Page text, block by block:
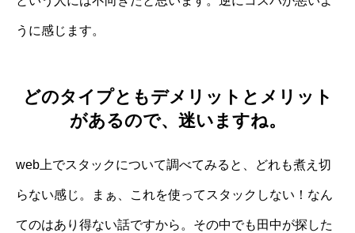
うに感じます。
どのタイプともデメリットとメリット
があるので、迷いますね。
web上でスタックについて調べてみると、どれも煮え切
らない感じ。まぁ、これを使ってスタックしない！なん
てのはあり得ない話ですから。その中でも田中が探した